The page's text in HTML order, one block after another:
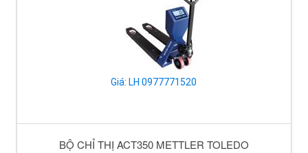
Giá: LH 0977771520
BỘ CHỈ THỊ ACT350 METTLER TOLEDO